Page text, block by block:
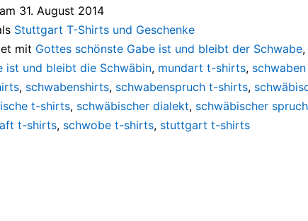
31. August 2014
Stuttgart T-Shirts und Geschenke
mit Gottes schönste Gabe ist und bleibt der Schwabe,
ist und bleibt die Schwäbin, mundart t-shirts,
, schwabenshirts, schwabenspruch t-shirts,
t-shirts, schwäbischer dialekt, schwäbischer
t-shirts, schwobe t-shirts, stuttgart t-shirts